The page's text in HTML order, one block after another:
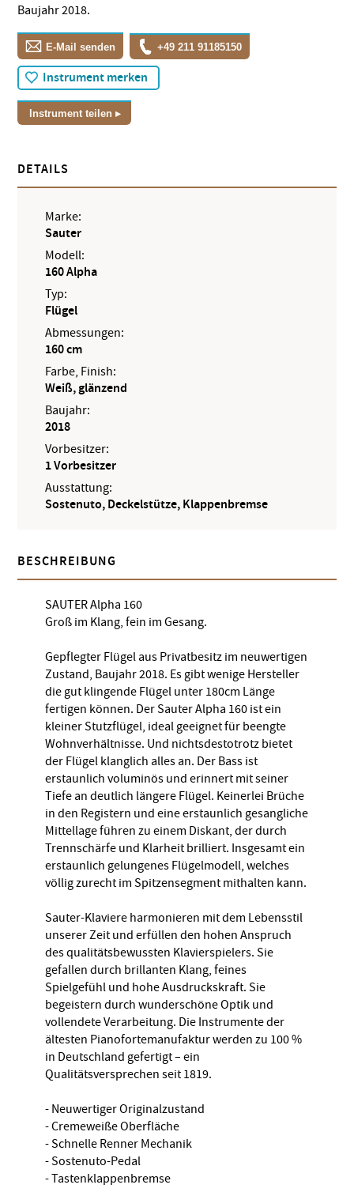
Baujahr 2018.
E-Mail senden +49 211 91185150
Instrument merken
Instrument teilen
DETAILS
Marke:
Sauter
Modell:
160 Alpha
Typ:
Flügel
Abmessungen:
160 cm
Farbe, Finish:
Weiß, glänzend
Baujahr:
2018
Vorbesitzer:
1 Vorbesitzer
Ausstattung:
Sostenuto, Deckelstütze, Klappenbremse
BESCHREIBUNG
SAUTER Alpha 160
Groß im Klang, fein im Gesang.
Gepflegter Flügel aus Privatbesitz im neuwertigen
Zustand, Baujahr 2018. Es gibt wenige Hersteller
die gut klingende Flügel unter 180cm Länge
fertigen können. Der Sauter Alpha 160 ist ein
kleiner Stutzflügel, ideal geeignet für beengte
Wohnverhältnisse. Und nichtsdestotrotz bietet
der Flügel klanglich alles an. Der Bass ist
erstaunlich voluminös und erinnert mit seiner
Tiefe an deutlich längere Flügel. Keinerlei Brüche
in den Registern und eine erstaunlich gesangliche
Mittellage führen zu einem Diskant, der durch
Trennschärfe und Klarheit brilliert. Insgesamt ein
erstaunlich gelungenes Flügelmodell, welches
völlig zurecht im Spitzensegment mithalten kann.
Sauter-Klaviere harmonieren mit dem Lebensstil
unserer Zeit und erfüllen den hohen Anspruch
des qualitätsbewussten Klavierspielers. Sie
gefallen durch brillanten Klang, feines
Spielgefühl und hohe Ausdruckskraft. Sie
begeistern durch wunderschöne Optik und
vollendete Verarbeitung. Die Instrumente der
ältesten Pianofortemanufaktur werden zu 100 %
in Deutschland gefertigt – ein
Qualitätsversprechen seit 1819.
- Neuwertiger Originalzustand
- Cremeweiße Oberfläche
- Schnelle Renner Mechanik
- Sostenuto-Pedal
- Tastenklappenbremse